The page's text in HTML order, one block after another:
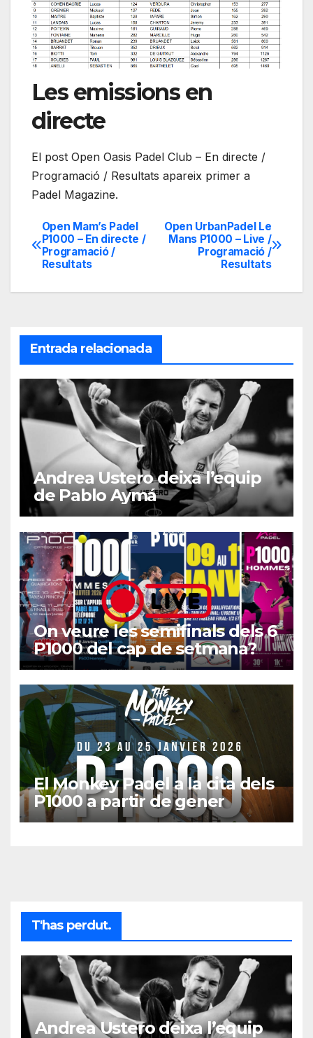
Les emissions en
directe
El post Open Oasis Padel Club – En directe /
Programació / Resultats apareix primer a
Padel Magazine.
Navegación
de
entradas
Open UrbanPadel Le
Mans P1000 – Live /
Programació /
Resultats
Open Mam’s Padel
P1000 – En directe /
Programació /
Resultats
Entrada relacionada
Andrea Ustero deixa l’equip
de Pablo Aymá
On veure les semifinals dels 6
P1000 del cap de setmana?
El Monkey Padel a la cita dels
P1000 a partir de gener
T'has perdut.
Andrea Ustero deixa l’equip